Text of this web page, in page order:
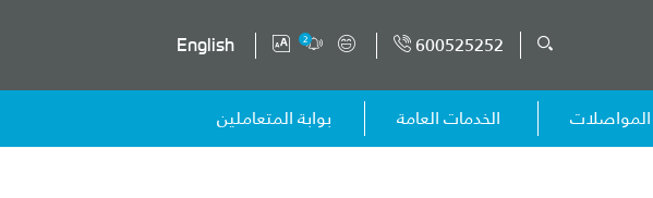
600525252
2
English
المواصلات الخدمات العامة بوابة المتعاملين